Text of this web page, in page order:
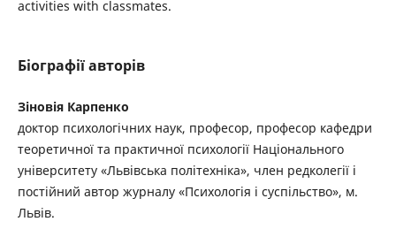
activities with classmates.
Біографії авторів
Зіновія Карпенко
доктор психологічних наук, професор, професор кафедри
теоретичної та практичної психології Національного
університету «Львівська політехніка», член редколегії і
постійний автор журналу «Психологія і суспільство», м.
Львів.